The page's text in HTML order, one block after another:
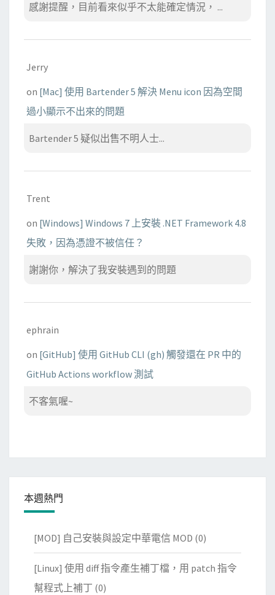
感謝提醒，目前看來似乎不太能確定情況， ...
Jerry
on [Mac] 使用 Bartender 5 解決 Menu icon 因為空間
過小顯示不出來的問題
Bartender 5 疑似出售不明人士...
Trent
on [Windows] Windows 7 上安裝 .NET Framework 4.8
失敗，因為憑證不被信任？
謝謝你，解決了我安裝遇到的問題
ephrain
on [GitHub] 使用 GitHub CLI (gh) 觸發還在 PR 中的
GitHub Actions workflow 測試
不客氣喔~
本週熱門
[MOD] 自己安裝與設定中華電信 MOD (0)
[Linux] 使用 diff 指令產生補丁檔，用 patch 指令
幫程式上補丁 (0)